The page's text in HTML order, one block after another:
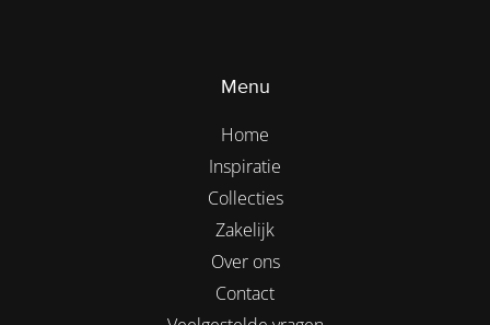
Menu
Home
Inspiratie
Collecties
Zakelijk
Over ons
Contact